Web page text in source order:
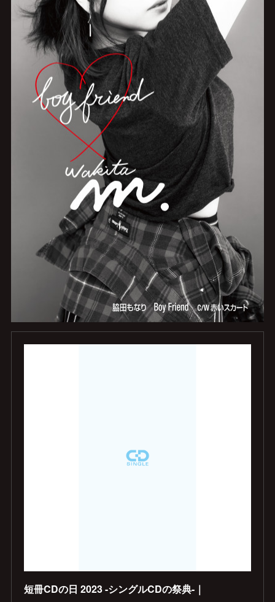
短冊CDの日 2023 -シングルCDの祭典-｜